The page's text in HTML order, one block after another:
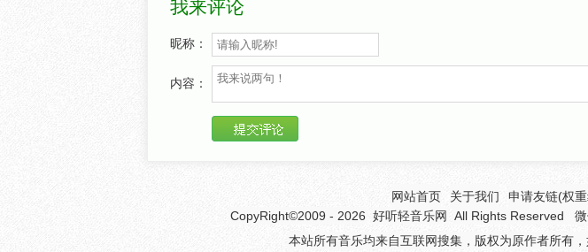
我来评论
昵称：
内容：
网站首页 关于我们 申请友链(权
CopyRight©2009 - 2026 好听轻音乐网
All Rights Reserved 微
本站所有音乐均来自互联网搜集，版权为原作者所有